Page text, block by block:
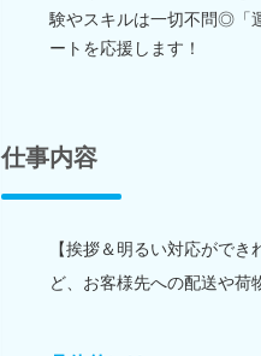
験やスキルは一切不問◎「
ートを応援します！
仕事内容
【挨拶＆明るい対応がで
ど、お客様先への配送や